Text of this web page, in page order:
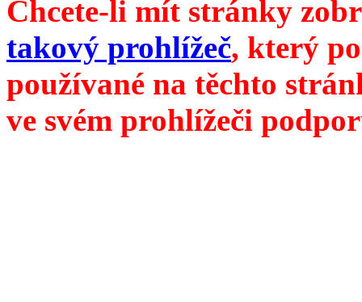
Chcete-li mít stránky
takový prohlížeč, který
používané na těchto
ve svém prohlížeči